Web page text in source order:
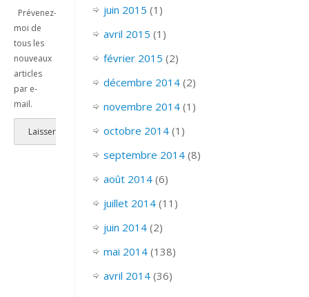
Prévenez-
moi de
tous les
nouveaux
articles
par e-
mail.
juin 2015 (1)
avril 2015 (1)
février 2015 (2)
décembre 2014(2)
novembre 2014(1)
octobre 2014(1)
septembre 2014(8)
août 2014(6)
juillet 2014(11)
juin 2014(2)
mai 2014(138)
avril 2014(36)